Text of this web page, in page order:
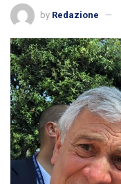
by Redazione